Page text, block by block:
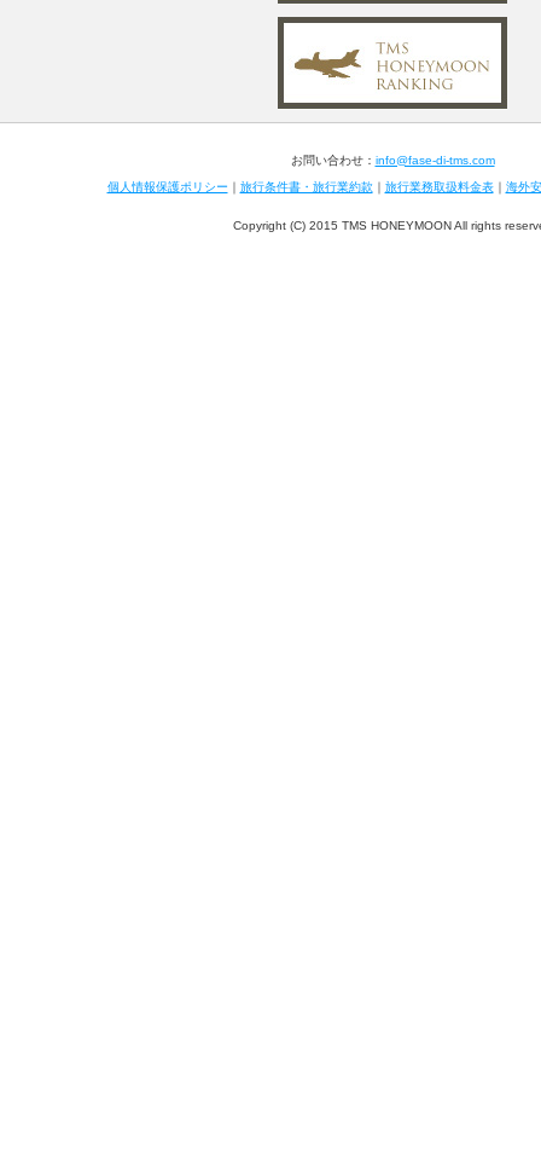
お問い合わせ： info@fase-di-tms.com
個人情報保護ポリシー ｜ 旅行条件書・旅行業約款｜ 旅行業務取扱料金表｜ 海外
Copyright (C) 2015 TMS HONEYMOON All rights